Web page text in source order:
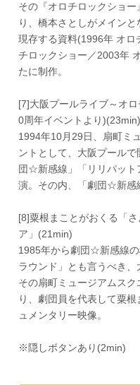
その『オロチロックショ
り、橋本さとしがメインと
現存する資料(1996年 オロ
チロックショー／2003年
たに制作。
[7]大阪プールライブ～オ
0周年イベントより)(23min)
1994年10月29日、扇町ミ
ントとして、大阪プール
団☆新感線」「リリパット
演。その内、「劇団☆新感
[8]粟根まことがおくる「
ア」(21min)
1985年から劇団☆新感線
ラウンド」とも言うべき、
その扇町ミュージアムス
り、劇団員を代表して粟
ュメンタリー映像。
※隠しボタンあり(2min)